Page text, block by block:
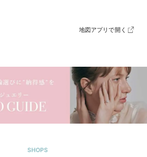
地図アプリで開く
SHOPS